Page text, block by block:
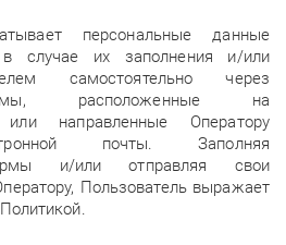
персональные данные
в случае их заполнения и/или
самостоятельно через
расположенные на
направленные Оператору
почты. Заполняя
и/или отправляя свои
Пользователь выражает